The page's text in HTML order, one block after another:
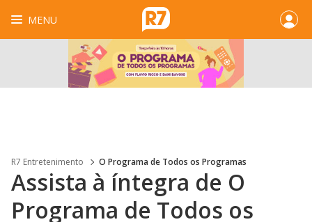
MENU
R7 Entretenimento O Programa de Todos os Programas
Assista à íntegra de O
Programa de Todos os